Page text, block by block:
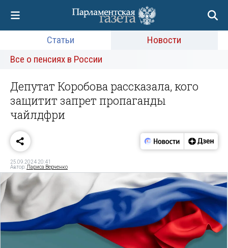
Статьи
Новости
Все о пенсиях в России
Депутат Коробова рассказала, кого
защитит запрет пропаганды
чайлдфри
25.09.2024 20:41
Автор: Лариса Верченко